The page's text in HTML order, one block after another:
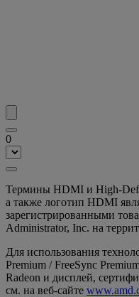
0
Термины HDMI и High-
а также логотип HDMI
зарегистрированными
Administrator, Inc. на
Для использования
Premium / FreeSync
Radeon и дисплей,
см. на веб-сайте